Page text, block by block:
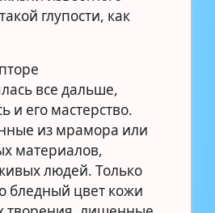
глупости, как
все дальше,
и его мастерство.
из мрамора или
материалов,
людей. Только
бледный цвет кожи